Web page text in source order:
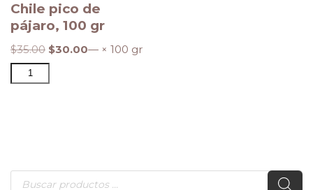
Chile pico de
pájaro, 100 gr
$35.00 $30.00— × 100 gr